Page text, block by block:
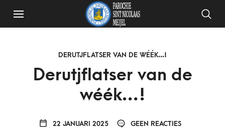
DERUTJFLATSER VAN DE WÉÉK...!
Derutjflatser van de
wéék…!
22 JANUARI 2025 GEEN REACTIES